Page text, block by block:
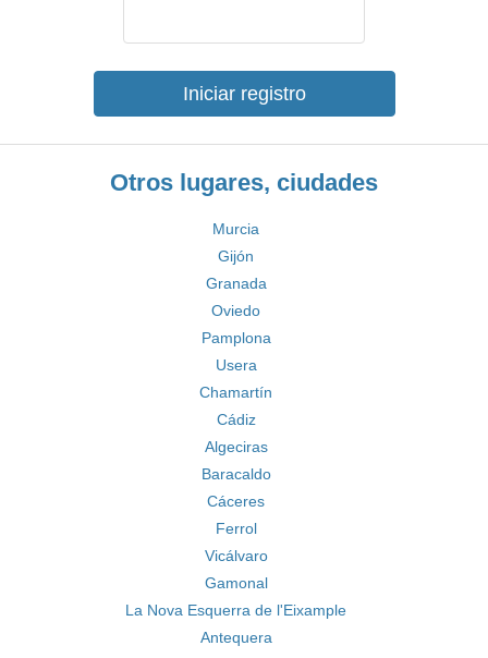
Iniciar registro
Otros lugares, ciudades
Murcia
Gijón
Granada
Oviedo
Pamplona
Usera
Chamartín
Cádiz
Algeciras
Baracaldo
Cáceres
Ferrol
Vicálvaro
Gamonal
La Nova Esquerra de l'Eixample
Antequera